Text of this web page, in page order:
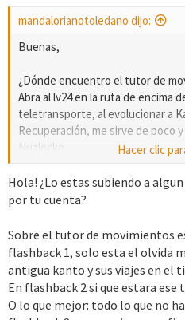
mandalorianotoledano dijo:
Buenas,
¿Dónde encuentro el tutor de
Abra al lv24 en la ruta de encima
teletransporte, al evolucionar a
Recuperación, me sirve de poco
Nuzlocke.
Gracias.
Hacer clic
Hola! ¿Lo estas subiendo a
por tu cuenta?
Sobre el tutor de movimientos
flashback 1, solo esta el olvida
antigua kanto y sus viajes en el
En flashback 2 si que estara
O lo que mejor: todo lo que no